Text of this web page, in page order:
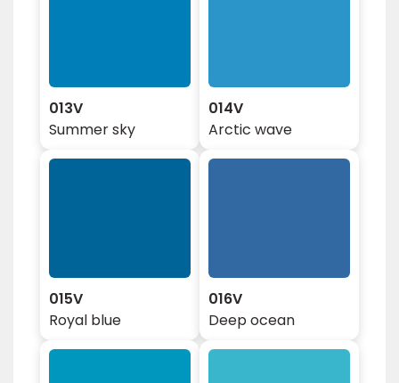
013V
Summer sky
014V
Arctic wave
015V
Royal blue
016V
Deep ocean